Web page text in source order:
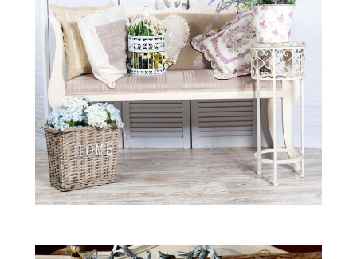
PRZYRODA
ZWIERZĘTA DOMOWE
ZWIERZĘTA W NATURZE
GRZYBY